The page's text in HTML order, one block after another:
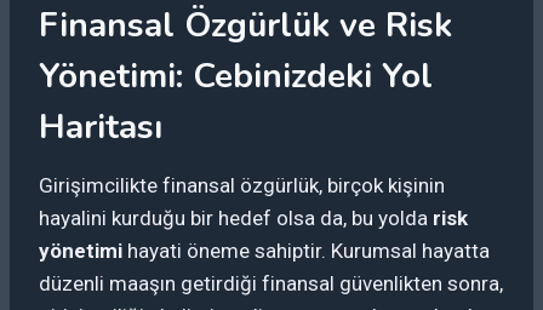
Finansal Özgürlük ve Risk
Yönetimi: Cebinizdeki Yol
Haritası
Girişimcilikte finansal özgürlük, birçok kişinin
hayalini kurduğu bir hedef olsa da, bu yolda risk
yönetimi hayati öneme sahiptir. Kurumsal hayatta
düzenli maaşın getirdiği finansal güvenlikten sonra,